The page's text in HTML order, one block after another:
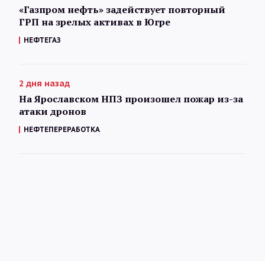
«Газпром нефть» задействует повторный
ГРП на зрелых активах в Югре
НЕФТЕГАЗ
2 дня назад
На Ярославском НПЗ произошел пожар из-за
атаки дронов
НЕФТЕПЕРЕРАБОТКА